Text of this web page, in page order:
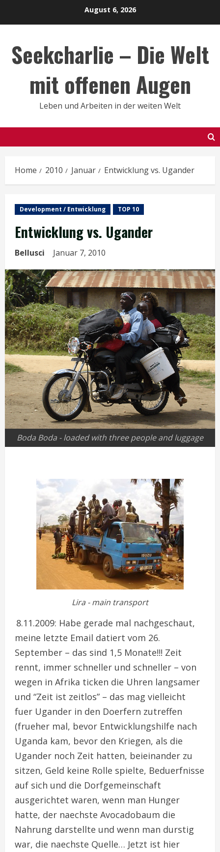
August 6, 2026
Seekcharlie – Die Welt
mit offenen Augen
Leben und Arbeiten in der weiten Welt
Home 2010 Januar Entwicklung vs. Ugander
Development / Entwicklung TOP 10
Entwicklung vs. Ugander
Bellusci Januar 7, 2010
Boda Boda - loaded with three people and luggage
Lira - main transport
8.11.2009: Habe gerade mal nachgeschaut,
meine letzte Email datiert vom 26.
September – das sind 1,5 Monate!!! Zeit
rennt, immer schneller und schneller – von
wegen in Afrika ticken die Uhren langsamer
und “Zeit ist zeitlos” – das mag vielleicht
fuer Ugander in den Doerfern zutreffen
(frueher mal, bevor Entwicklungshilfe nach
Uganda kam, bevor den Kriegen, als die
Ugander noch Zeit hatten, beieinander zu
sitzen, Geld keine Rolle spielte, Beduerfnisse
auf sich und die Dorfgemeinschaft
ausgerichtet waren, wenn man Hunger
hatte, der naechste Avocadobaum die
Nahrung darstellte und wenn man durstig
war, die naechste Quelle… Jetzt ist hier